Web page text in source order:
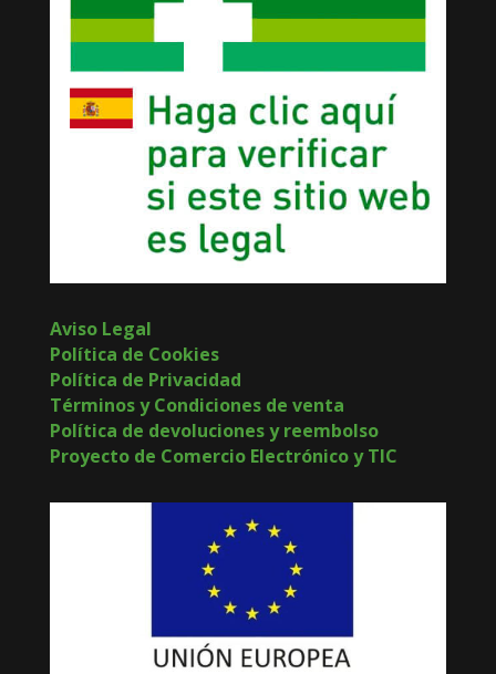
Aviso Legal
Política de Cookies
Política de Privacidad
Términos y Condiciones de venta
Política de devoluciones y reembolso
Proyecto de Comercio Electrónico y TIC